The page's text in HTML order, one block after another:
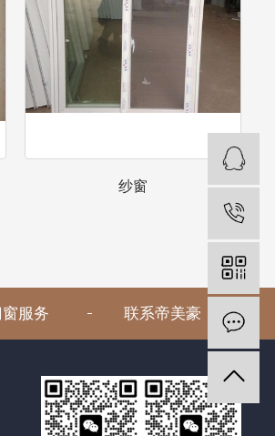
纱窗
窗服务 联系帝美豪